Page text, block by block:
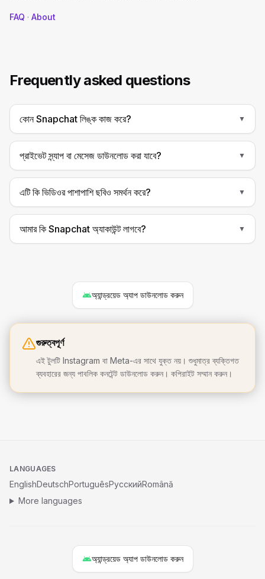
FAQ · About
Frequently asked questions
কোন Snapchat লিঙ্ক কাজ করে? ▼
প্রাইভেট স্ন্যাপ বা মেসেজ ডাউনলোড করা যাবে? ▼
এটি কি ভিডিওর পাশাপাশি ছবিও সমর্থন করে? ▼
আমার কি Snapchat অ্যাকাউন্ট লাগবে? ▼
অ্যান্ড্রয়েড অ্যাপ ডাউনলোড করুন
গুরুত্বপূর্ণ
এই টুলটি Instagram বা Meta-এর সাথে যুক্ত নয়। শুধুমাত্র ব্যক্তিগত
ব্যবহারের জন্য পাবলিক কনটেন্ট ডাউনলোড করুন। কপিরাইট সম্মান করুন।
LANGUAGES
EnglishDeutschPortuguêsРусскийRomână
More languages
অ্যান্ড্রয়েড অ্যাপ ডাউনলোড করুন